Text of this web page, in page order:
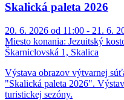
Skalická paleta 2026
20. 6. 2026 od 11:00 - 21. 6.
Miesto konania: Jezuitský
Škarniclovská 1, Skalica
Výstava obrazov výtvarnej
"Skalická paleta 2026".
turistickej sezóny.